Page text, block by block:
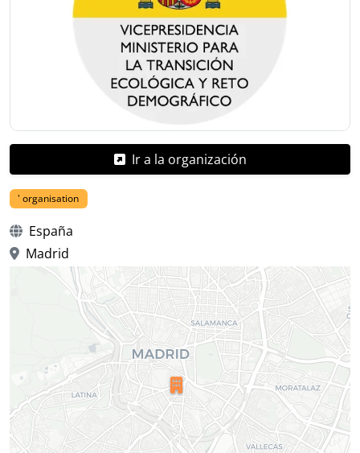
Ir a la organización
' organisation
España
Madrid